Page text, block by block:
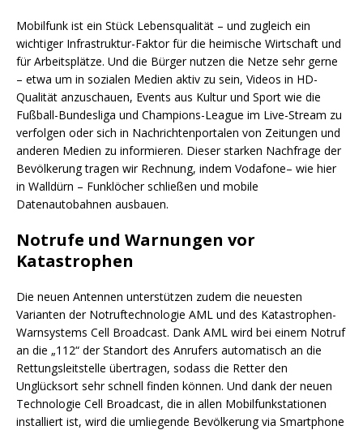
Mobilfunk ist ein Stück Lebensqualität – und zugleich ein
wichtiger Infrastruktur-Faktor für die heimische Wirtschaft und
für Arbeitsplätze. Und die Bürger nutzen die Netze sehr gerne
– etwa um in sozialen Medien aktiv zu sein, Videos in HD-
Qualität anzuschauen, Events aus Kultur und Sport wie die
Fußball-Bundesliga und Champions-League im Live-Stream zu
verfolgen oder sich in Nachrichtenportalen von Zeitungen und
anderen Medien zu informieren. Dieser starken Nachfrage der
Bevölkerung tragen wir Rechnung, indem Vodafone– wie hier
in Walldürn – Funklöcher schließen und mobile
Datenautobahnen ausbauen.
Notrufe und Warnungen vor
Katastrophen
Die neuen Antennen unterstützen zudem die neuesten
Varianten der Notruftechnologie AML und des Katastrophen-
Warnsystems Cell Broadcast. Dank AML wird bei einem Notruf
an die „112“ der Standort des Anrufers automatisch an die
Rettungsleitstelle übertragen, sodass die Retter den
Unglücksort sehr schnell finden können. Und dank der neuen
Technologie Cell Broadcast, die in allen Mobilfunkstationen
installiert ist, wird die umliegende Bevölkerung via Smartphone